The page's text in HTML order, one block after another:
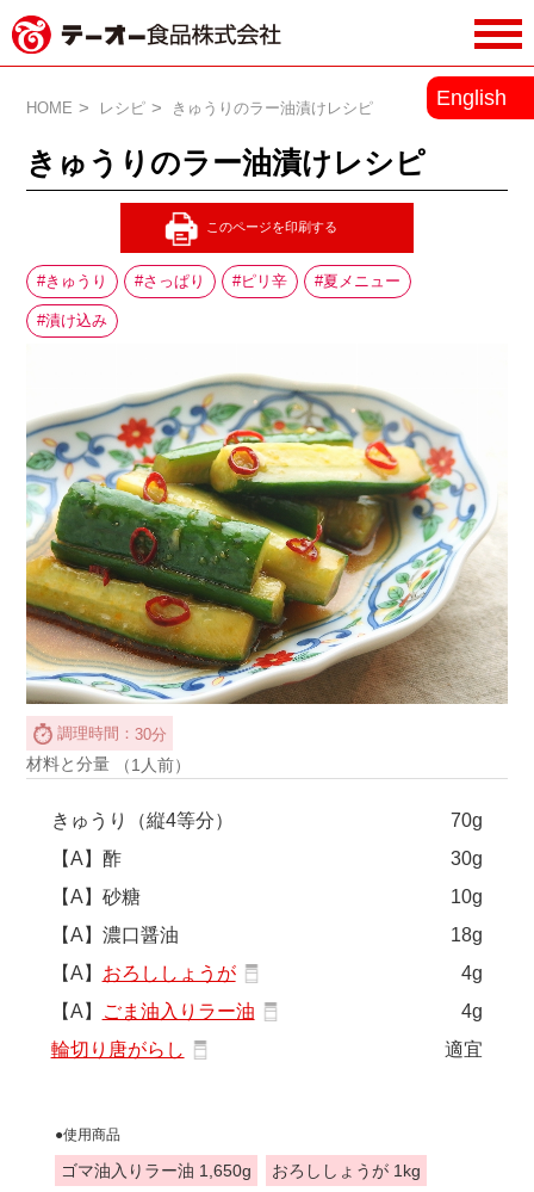
ー食品株式会社
English
HOME レシピ きゅうりのラー油漬けレシピ
きゅうりのラー油漬けレシピ
きゅうり さっぱり ピリ辛 夏メニュー
漬け込み
調理時間：30分
材料と分量 （1人前）
きゅうり（縦4等分）
70g
【A】酢
30g
【A】砂糖
10g
【A】濃口醤油
18g
【A】 おろししょうが
4g
【A】
ごま油入りラー油
4g
輪切り唐がらし
適宜
●使用商品
ゴマ油入りラー油 1,650g おろししょうが 1kg